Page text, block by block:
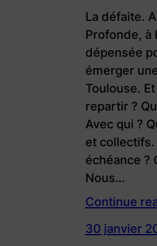
La défaite.
Profonde, à
dépensée
émerger
Toulouse.
repartir ?
Avec qui ?
et
échéance ?
Nous…
Continue
30 janvier